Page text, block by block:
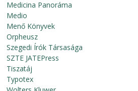
Medicina Panoráma
Medio
Menő Könyvek
Orpheusz
Szegedi Írók Társasága
SZTE JATEPress
Tiszatáj
Typotex